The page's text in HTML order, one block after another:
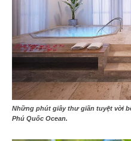
Những phút giây thư giãn tuyệt vời
Phú Quốc Ocean.